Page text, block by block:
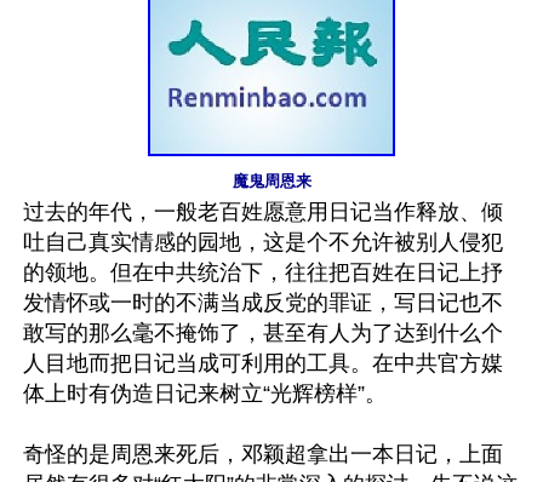
魔鬼周恩来
过去的年代，一般老百姓愿意用日记当作释放、倾
吐自己真实情感的园地，这是个不允许被别人侵犯
的领地。但在中共统治下，往往把百姓在日记上抒
发情怀或一时的不满当成反党的罪证，写日记也不
敢写的那么毫不掩饰了，甚至有人为了达到什么个
人目地而把日记当成可利用的工具。在中共官方媒
体上时有伪造日记来树立“光辉榜样”。
奇怪的是周恩来死后，邓颖超拿出一本日记，上面